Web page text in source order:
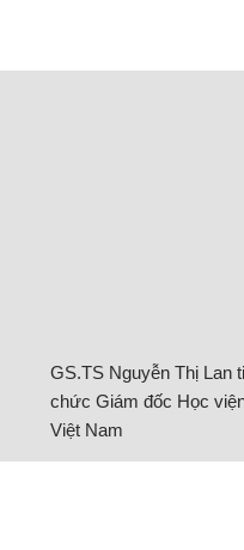
GS.TS Nguyễn Thị Lan
chức Giám đốc Học
Việt Nam